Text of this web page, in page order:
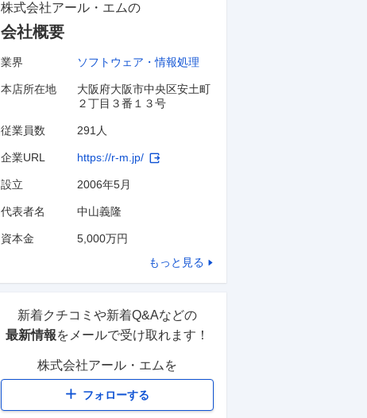
株式会社アール・エムの
会社概要
業界 ソフトウェア・情報処理
本店所在地
大阪府大阪市中央区安土町
２丁目３番１３号
従業員数 291人
企業URL https://r-m.jp/
設立 2006年5月
代表者名 中山義隆
資本金
5,000万円
もっと見る
新着クチコミや新着Q&Aなどの
最新情報をメールで受け取れます！
株式会社アール・エム を
フォローする